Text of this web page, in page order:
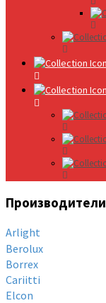
Производители
Arlight
Berolux
Borrex
Cariitti
Elcon